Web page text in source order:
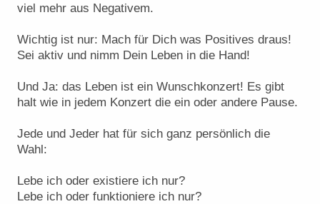
viel mehr aus Negativem.
Wichtig ist nur: Mach für Dich was Positives draus!
Sei aktiv und nimm Dein Leben in die Hand!
Und Ja: das Leben ist ein Wunschkonzert! Es gibt
halt wie in jedem Konzert die ein oder andere Pause.
Jede und Jeder hat für sich ganz persönlich die
Wahl:
Lebe ich oder existiere ich nur?
Lebe ich oder funktioniere ich nur?